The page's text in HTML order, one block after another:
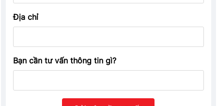
Địa chỉ
Bạn cần tư vấn thông tin gì?